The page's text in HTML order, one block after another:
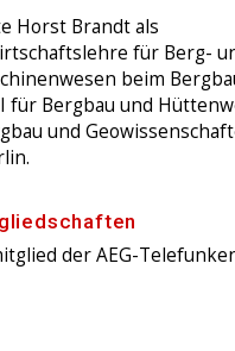
Horst Brandt als
für Berg-
beim
für Bergbau und
und
der AEG-